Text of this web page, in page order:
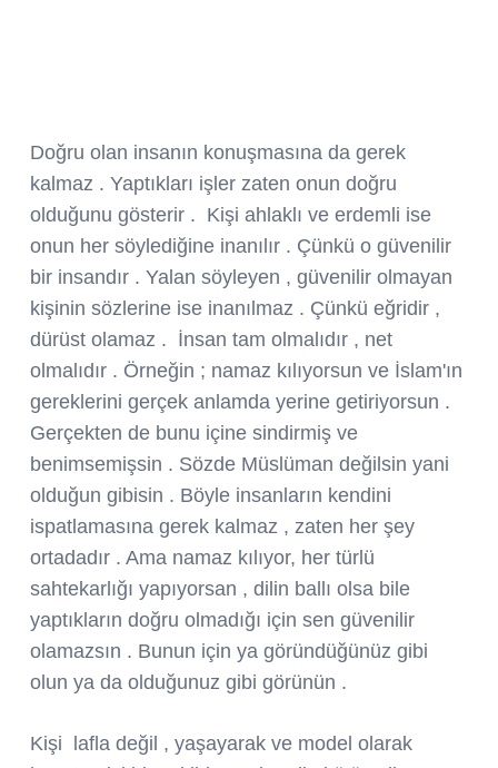
Doğru olan insanın konuşmasına da gerek
kalmaz . Yaptıkları işler zaten onun doğru
olduğunu gösterir . Kişi ahlaklı ve erdemli ise
onun her söylediğine inanılır . Çünkü o güvenilir
bir insandır . Yalan söyleyen , güvenilir olmayan
kişinin sözlerine ise inanılmaz . Çünkü eğridir ,
dürüst olamaz . İnsan tam olmalıdır , net
olmalıdır . Örneğin ; namaz kılıyorsun ve İslam'ın
gereklerini gerçek anlamda yerine getiriyorsun .
Gerçekten de bunu içine sindirmiş ve
benimsemişsin . Sözde Müslüman değilsin yani
olduğun gibisin . Böyle insanların kendini
ispatlamasına gerek kalmaz , zaten her şey
ortadadır . Ama namaz kılıyor, her türlü
sahtekarlığı yapıyorsan , dilin ballı olsa bile
yaptıkların doğru olmadığı için sen güvenilir
olamazsın . Bunun için ya göründüğünüz gibi
olun ya da olduğunuz gibi görünün .
Kişi lafla değil , yaşayarak ve model olarak